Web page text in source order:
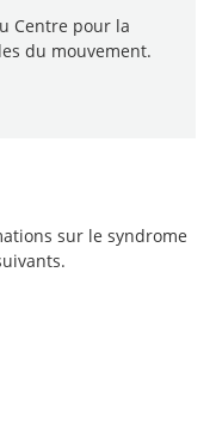
neurochirurgie
Centre pour la
du mouvement.
sur le syndrome